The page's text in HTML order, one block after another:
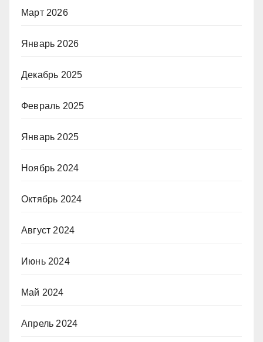
Март 2026
Январь 2026
Декабрь 2025
Февраль 2025
Январь 2025
Ноябрь 2024
Октябрь 2024
Август 2024
Июнь 2024
Май 2024
Апрель 2024